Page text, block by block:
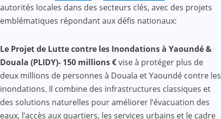
autorités locales dans des secteurs clés, avec des projets
emblématiques répondant aux défis nationaux:
Le Projet de Lutte contre les Inondations à Yaoundé &
Douala (PLIDY)- 150 millions €vise à protéger plus de
deux millions de personnes à Douala et Yaoundé contre les
inondations. Il combine des infrastructures classiques et
des solutions naturelles pour améliorer l’évacuation des
eaux, l’accès aux quartiers, les services urbains et le cadre